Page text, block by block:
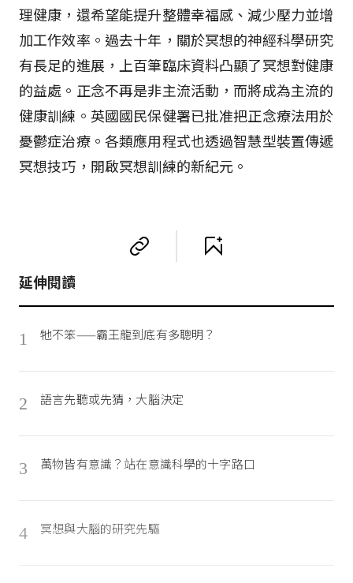
理健康，還希望能提升整體幸福感、減少壓力並增
加工作效率。過去十年，關於冥想的神經科學研究
有長足的進展，上百筆臨床資料凸顯了冥想對健康
的益處。正念不再是非主流活動，而將成為主流的
健康訓練。英國國民保健署已批准把正念療法用於
憂鬱症治療。各類應用程式也透過智慧型裝置傳遞
冥想技巧，開啟冥想訓練的新紀元。
延伸閱讀
1 牠不笨——霸王龍到底有多聰明？
2 語言先聽或先猜，大腦決定
3 萬物皆有意識？站在意識科學的十字路口
4 冥想與大腦的研究先驅